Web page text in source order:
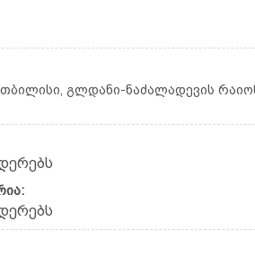
თბილისი, გლდანი-ნაძალადევის